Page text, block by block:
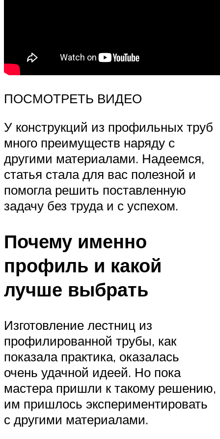
ПОСМОТРЕТЬ ВИДЕО
У конструкций из профильных труб
много преимуществ наряду с
другими материалами. Надеемся,
статья стала для вас полезной и
помогла решить поставленную
задачу без труда и с успехом.
Почему именно
профиль и какой
лучше выбрать
Изготовление лестниц из
профилированной трубы, как
показала практика, оказалась
очень удачной идеей. Но пока
мастера пришли к такому решению,
им пришлось экспериментировать
с другими материалами.